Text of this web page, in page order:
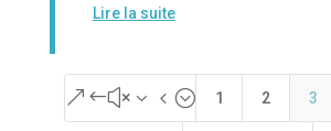
Lire la suite
&#x34; 1 2 3